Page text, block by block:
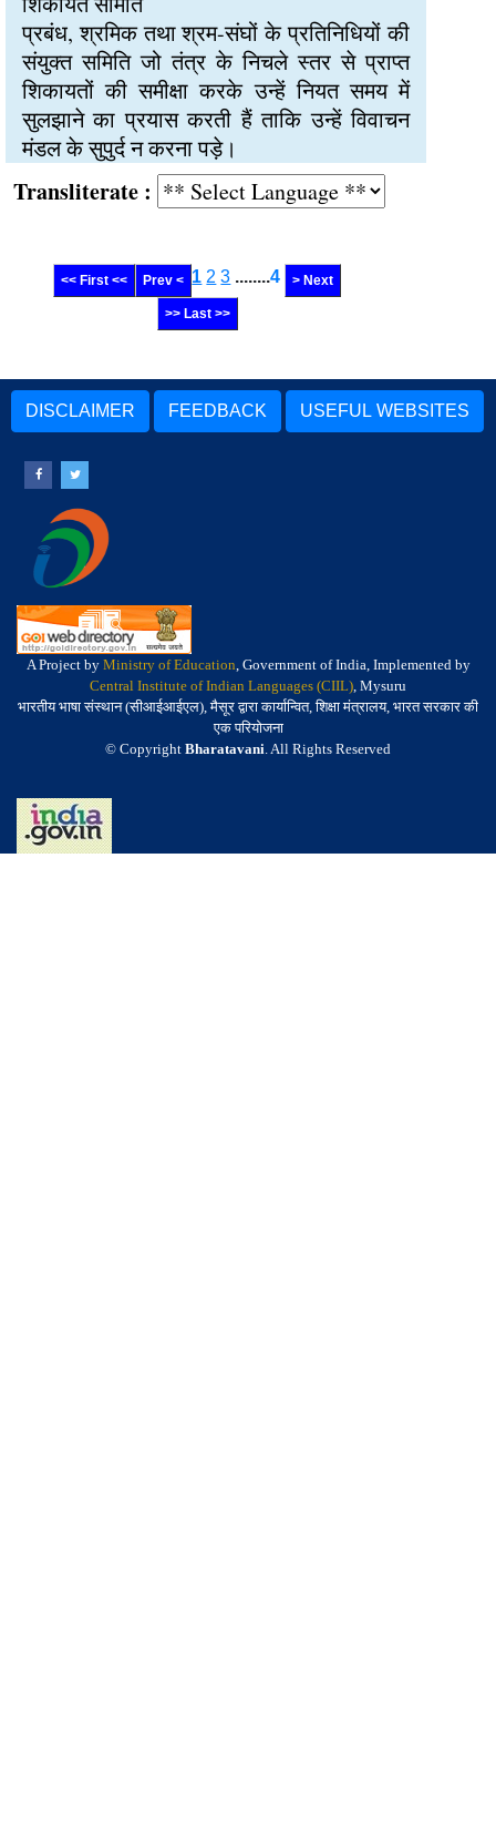
प्रबंध, श्रमिक तथा श्रम-संघों के प्रतिनिधियों की
संयुक्त समिति जो तंत्र के निचले स्तर से प्राप्त
शिकायतों की समीक्षा करके उन्हें नियत समय में
सुलझाने का प्रयास करती हैं ताकि उन्हें विवाचन
मंडल के सुपुर्द न करना पड़े।
:
<< First << Prev < 1 2 3 ........4 > Next
>> Last >>
DISCLAIMER FEEDBACK USEFUL WEBSITES
A Project by Ministry of Education, Government of India, Implemented by
Central Institute of Indian Languages (CIIL), Mysuru
भारतीय भाषा संस्थान (सीआईआईएल), मैसूर द्वारा कार्यान्वित, शिक्षा मंत्रालय, भारत सरकार की
एक परियोजना
© Copyright Bharatavani. All Rights Reserved